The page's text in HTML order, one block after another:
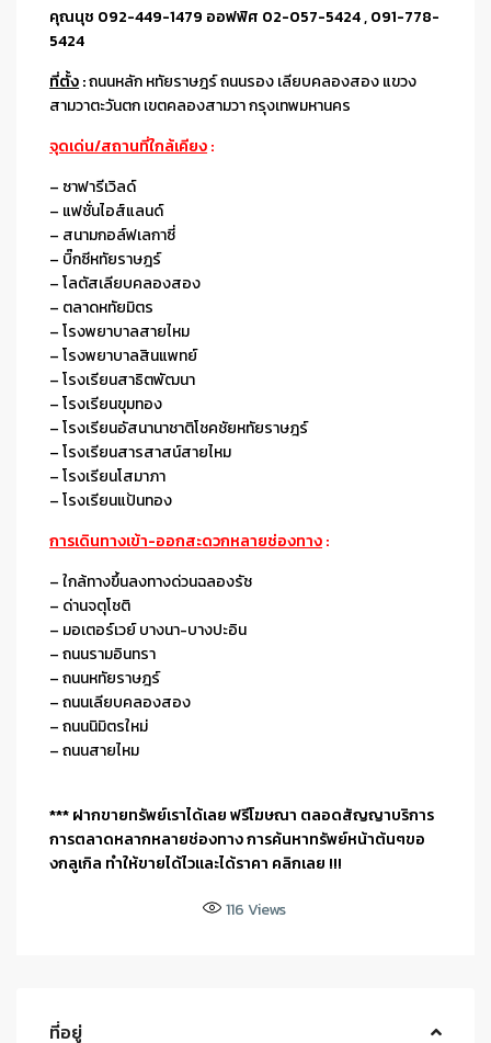
คุณนุช 092-449-1479 ออฟฟิศ 02-057-5424 , 091-778-
5424
ที่ตั้ง:ถนนหลัก หทัยราษฎร์ ถนนรอง เลียบคลองสอง แขวง
สามวาตะวันตก เขตคลองสามวา กรุงเทพมหานคร
จุดเด่น/สถานที่ใกล้เคียง:
– ซาฟารีเวิลด์
– แฟชั่นไอส์แลนด์
– สนามกอล์ฟเลกาซี่
– บิ๊กซีหทัยราษฎร์
– โลตัสเลียบคลองสอง
– ตลาดหทัยมิตร
– โรงพยาบาลสายไหม
– โรงพยาบาลสินแพทย์
– โรงเรียนสาธิตพัฒนา
– โรงเรียนขุมทอง
– โรงเรียนอัสนานาชาติโชคชัยหทัยราษฎร์
– โรงเรียนสารสาสน์สายไหม
– โรงเรียนโสมาภา
– โรงเรียนแป้นทอง
การเดินทางเข้า-ออกสะดวกหลายช่องทาง:
– ใกล้ทางขึ้นลงทางด่วนฉลองรัช
– ด่านจตุโชติ
– มอเตอร์เวย์ บางนา-บางปะอิน
– ถนนรามอินทรา
– ถนนหทัยราษฎร์
– ถนนเลียบคลองสอง
– ถนนนิมิตรใหม่
– ถนนสายไหม
*** ฝากขายทรัพย์เราได้เลย ฟรีโฆษณา ตลอดสัญญาบริการ
การตลาดหลากหลายช่องทาง การค้นหาทรัพย์หน้าต้นๆขอ
งกลูเกิล ทำให้ขายได้ไวและได้ราคา คลิกเลย !!!
116Views
ที่อยู่